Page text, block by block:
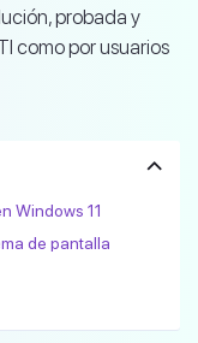
probada y
como por usuarios
Windows 11
de pantalla